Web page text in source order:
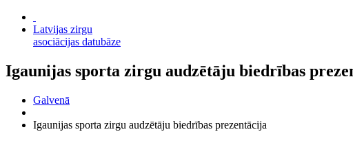
Latvijas zirgu
asociācijas datubāze
Igaunijas sporta zirgu audzētāju biedrības
Galvenā
Igaunijas sporta zirgu audzētāju biedrības prezentācija